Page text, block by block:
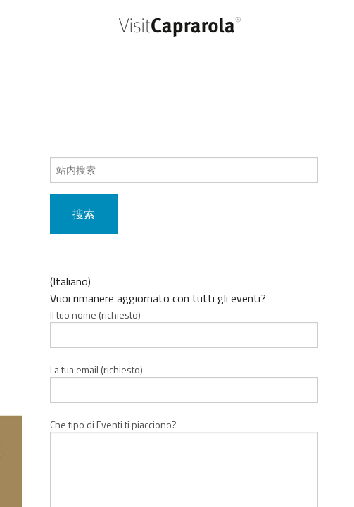
搜
索
内
(Italiano)
Vuoi rimanere aggiornato con tutti gli eventi?
Il tuo nome (richiesto)
La tua email (richiesto)
Che tipo di Eventi ti piacciono?